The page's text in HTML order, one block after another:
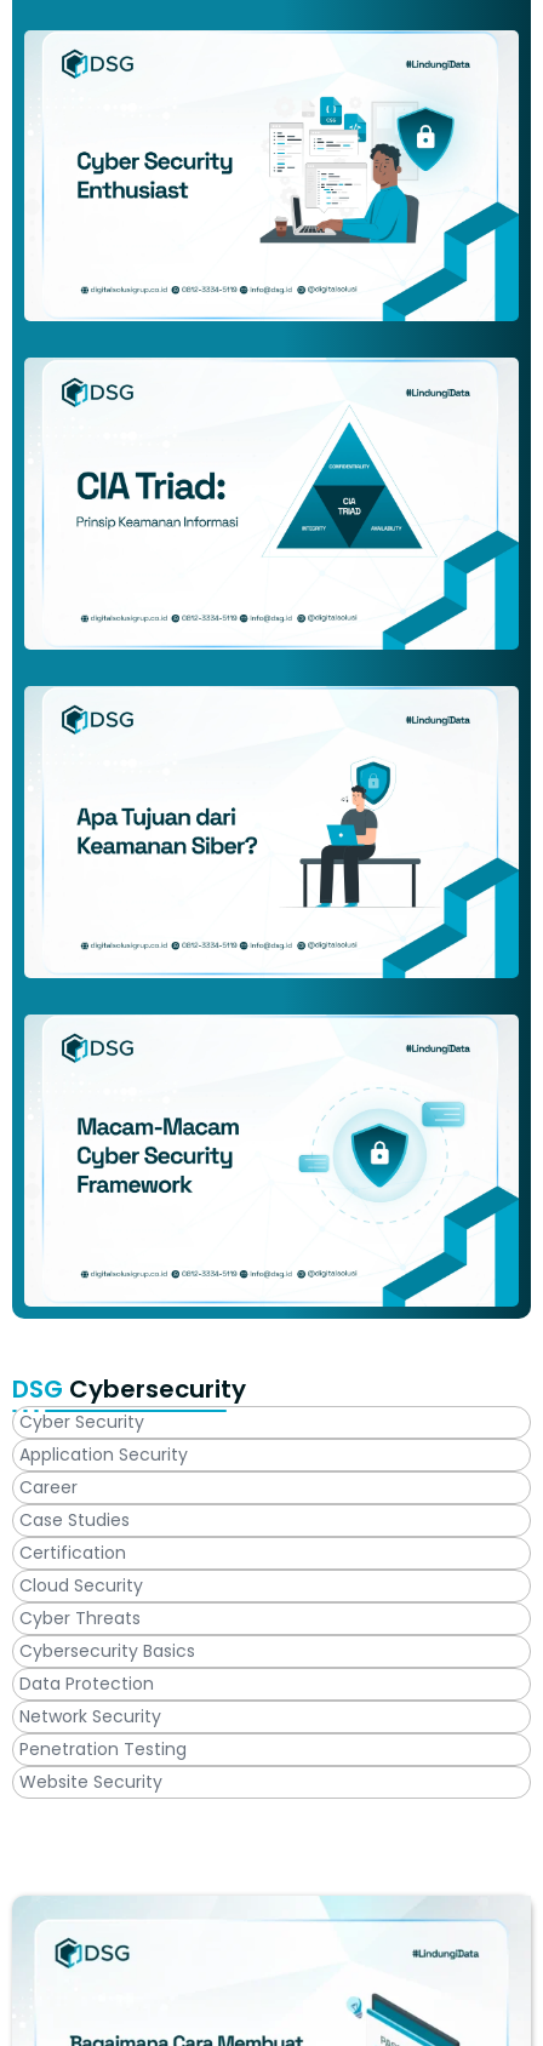
DSG Cybersecurity
Cyber Security
Application Security
Career
Case Studies
Certification
Cloud Security
Cyber Threats
Cybersecurity Basics
Data Protection
Network Security
Penetration Testing
Website Security